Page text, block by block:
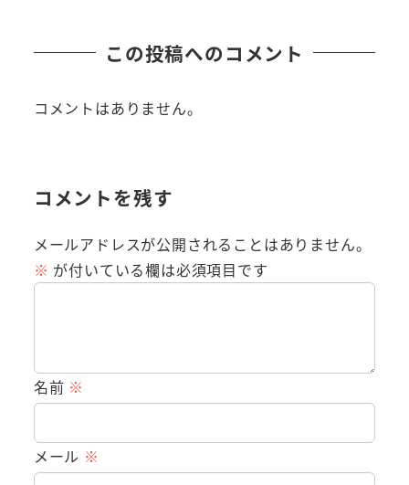
この投稿へのコメント
コメントはありません。
コメントを残す
メールアドレスが公開されることはありません。
※ が付いている欄は必須項目です
名前 ※
メール ※